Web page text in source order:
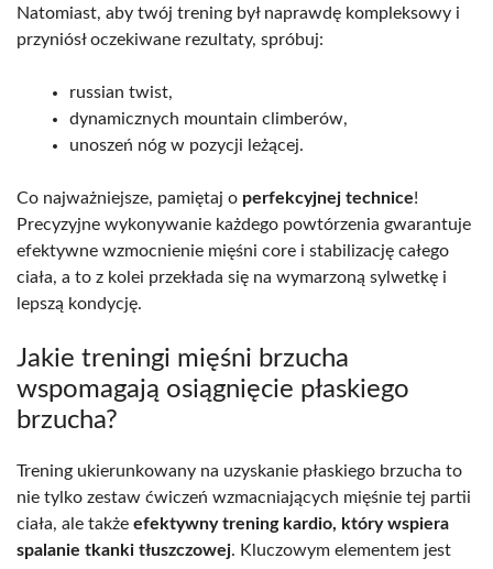
Natomiast, aby twój trening był naprawdę kompleksowy i
przyniósł oczekiwane rezultaty, spróbuj:
russian twist,
dynamicznych mountain climberów,
unoszeń nóg w pozycji leżącej.
Co najważniejsze, pamiętaj o perfekcyjnej technice!
Precyzyjne wykonywanie każdego powtórzenia gwarantuje
efektywne wzmocnienie mięśni core i stabilizację całego
ciała, a to z kolei przekłada się na wymarzoną sylwetkę i
lepszą kondycję.
Jakie treningi mięśni brzucha
wspomagają osiągnięcie płaskiego
brzucha?
Trening ukierunkowany na uzyskanie płaskiego brzucha to
nie tylko zestaw ćwiczeń wzmacniających mięśnie tej partii
ciała, ale także efektywny trening kardio, który wspiera
spalanie tkanki tłuszczowej. Kluczowym elementem jest